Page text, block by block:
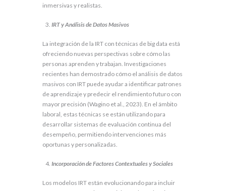
inmersivas y realistas.
IRT y Análisis de Datos Masivos
La integración de la IRT con técnicas de big data está
ofreciendo nuevas perspectivas sobre cómo las
personas aprenden y trabajan. Investigaciones
recientes han demostrado cómo el análisis de datos
masivos con IRT puede ayudar a identificar patrones
de aprendizaje y predecir el rendimiento futuro con
mayor precisión (Wagino et al., 2023). En el ámbito
laboral, estas técnicas se están utilizando para
desarrollar sistemas de evaluación continua del
desempeño, permitiendo intervenciones más
oportunas y personalizadas.
Incorporación de Factores Contextuales y Sociales
Los modelos IRT están evolucionando para incluir